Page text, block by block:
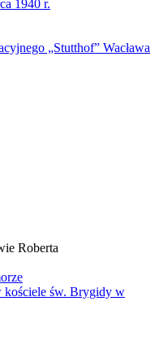
1940 r.
„Stutthof” Wacława
Roberta
św. Brygidy w